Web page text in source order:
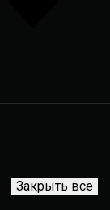
Закрыть все